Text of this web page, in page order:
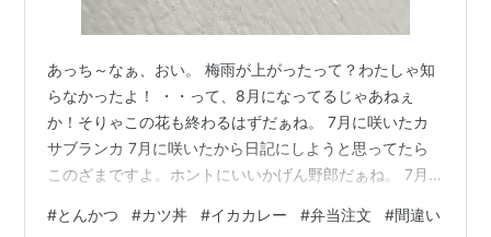
あっち～なぁ、おい。 梅雨が上がったって？わたしゃ知
らなかったよ！ ・・って、8月になってるじゃあねぇ
か！そりゃこの花も終わるはずだぁね。 7月に咲いたカ
サブランカ 7月に咲いたから日記にしようと思ってたら
このざまですよ。ホントにいいかげん野郎だぁね。 7月
ラ・・ 暑さも加わりさらにイライラ・・。 そんな中、お
#とんかつ #カツ丼 #イカカレー #弁当注文 #間違い